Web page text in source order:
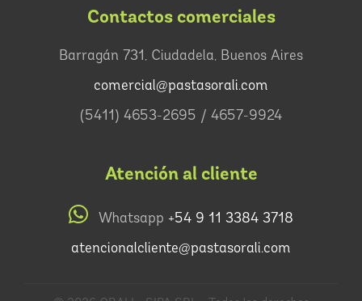
Contactos comerciales
Barragán 731, Ciudadela, Buenos Aires
comercial@pastasorali.com
(5411) 4653-2695 / 4657-9924
Atención al cliente
Whatsapp +54 9 11 3384 3718
atencionalcliente@pastasorali.com